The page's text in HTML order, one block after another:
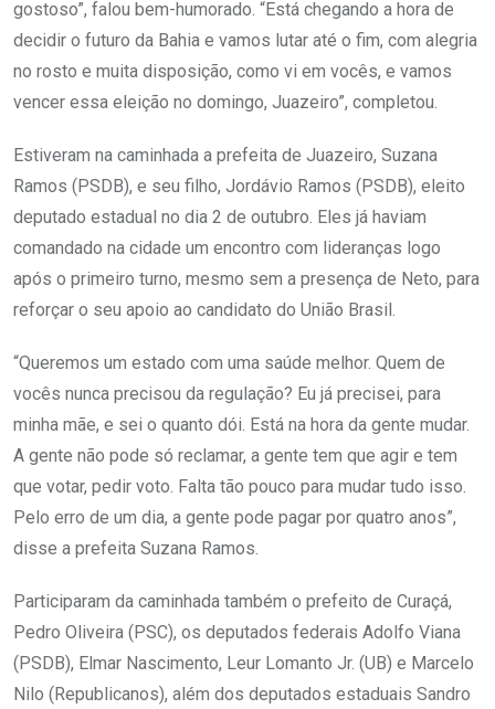
gostoso”, falou bem-humorado. “Está chegando a hora de
decidir o futuro da Bahia e vamos lutar até o fim, com alegria
no rosto e muita disposição, como vi em vocês, e vamos
vencer essa eleição no domingo, Juazeiro”, completou.
Estiveram na caminhada a prefeita de Juazeiro, Suzana
Ramos (PSDB), e seu filho, Jordávio Ramos (PSDB), eleito
deputado estadual no dia 2 de outubro. Eles já haviam
comandado na cidade um encontro com lideranças logo
após o primeiro turno, mesmo sem a presença de Neto, para
reforçar o seu apoio ao candidato do União Brasil.
“Queremos um estado com uma saúde melhor. Quem de
vocês nunca precisou da regulação? Eu já precisei, para
minha mãe, e sei o quanto dói. Está na hora da gente mudar.
A gente não pode só reclamar, a gente tem que agir e tem
que votar, pedir voto. Falta tão pouco para mudar tudo isso.
Pelo erro de um dia, a gente pode pagar por quatro anos”,
disse a prefeita Suzana Ramos.
Participaram da caminhada também o prefeito de Curaçá,
Pedro Oliveira (PSC), os deputados federais Adolfo Viana
(PSDB), Elmar Nascimento, Leur Lomanto Jr. (UB) e Marcelo
Nilo (Republicanos), além dos deputados estaduais Sandro